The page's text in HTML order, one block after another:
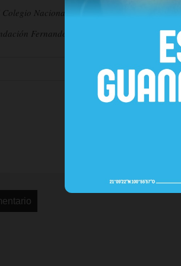
Colegio Nacional de Licenciados en
Fernando Mora Gómez por la Libertad